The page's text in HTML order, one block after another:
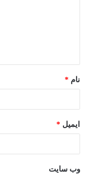
*
نام *
ایمیل *
وب‌ سایت